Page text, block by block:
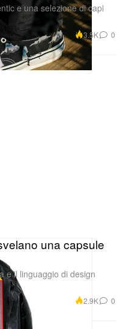
e una selezione di capi
3.5K 0
una capsule
e il linguaggio di design
2.9K 0